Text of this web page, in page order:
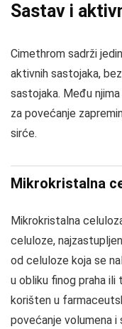
Sastav i
Cimethrom sadrži
aktivnih sastojaka,
sastojaka. Među
za povećanje
sirće.
Mikrokristalna
Mikrokristalna
celuloze,
od celuloze koja se
u obliku finog praha ili
korišten u
povećanje volumena